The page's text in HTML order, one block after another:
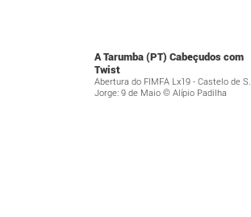
A Tarumba (PT) Cabeçudos com
Twist
Abertura do FIMFA Lx19 - Castelo de S.
Jorge: 9 de Maio © Alípio Padilha